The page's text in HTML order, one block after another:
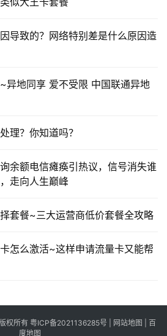
导致的？网络特别差是什么原因造
异地同享 爱不受限 中国联通异地
理？你知道吗？
余额电信瘫痪引热议，信号消失谁
走向人生巅峰
套餐~三大运营商低价套餐全攻略
怎么激活~这样申请流量卡又能帮
权所有 粤ICP备2021136285号 网站地图
百
度地图